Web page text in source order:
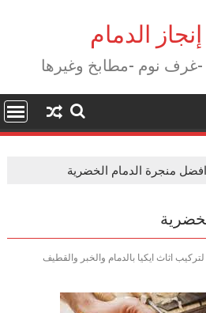
الدمام
-غرف نوم -مطابخ وغيرها
افضل منجرة الدمام الخضرية
لتركيب اثاث ايكيا بالدمام والخبر والقطيف